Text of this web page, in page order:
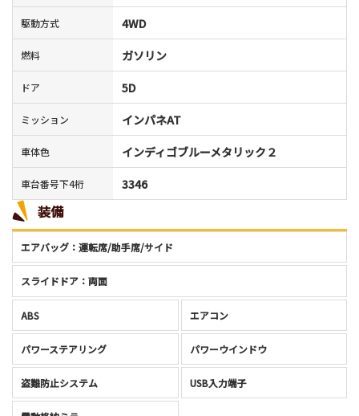
駆動方式 4WD
燃料 ガソリン
ドア 5D
ミッション インパネAT
車体色 インディゴブルーメタリック２
車台番号下4桁 3346
装備
エアバッグ：運転席/助手席/サイド
スライドドア：両面
ABS エアコン
パワーステアリング パワーウインドウ
盗難防止システム USB入力端子